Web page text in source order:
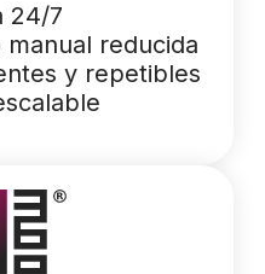
24/7
reducida
y repetibles